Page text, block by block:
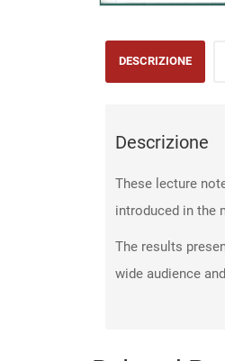
DESCRIZIONE
Descrizione
These lecture
introduced in the
The results
wide audience